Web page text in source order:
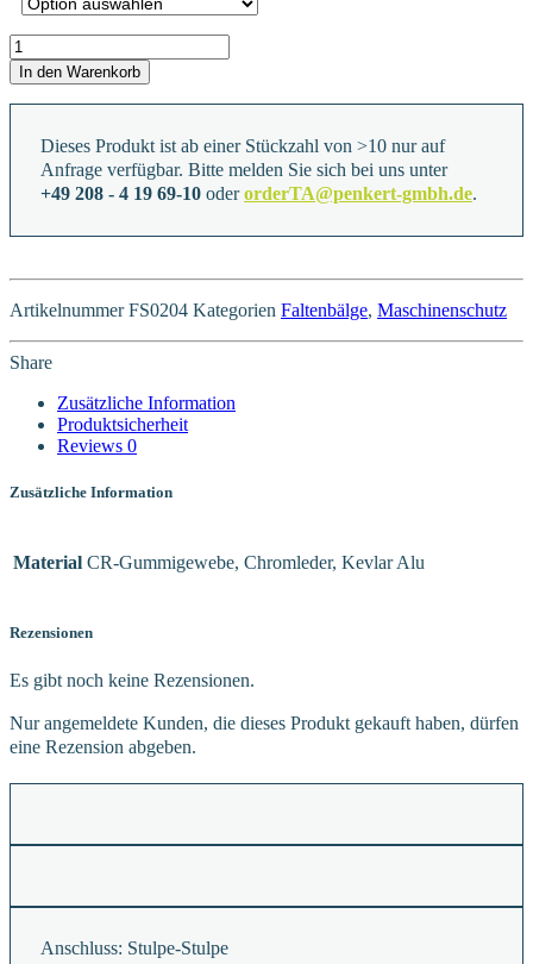
FS0204 Menge
In den Warenkorb
Dieses Produkt ist ab einer Stückzahl von >10 nur auf
Anfrage verfügbar. Bitte melden Sie sich bei uns unter
+49 208 - 4 19 69-10 oderorderTA@penkert-gmbh.de.
Artikelnummer FS0204 Kategorien Faltenbälge, Maschinenschutz
Share
Zusätzliche Information
Produktsicherheit
Reviews 0
Zusätzliche Information
Material CR-Gummigewebe, Chromleder, Kevlar Alu
Rezensionen
Es gibt noch keine Rezensionen.
Nur angemeldete Kunden, die dieses Produkt gekauft haben, dürfen
eine Rezension abgeben.
Anschluss: Stulpe-Stulpe